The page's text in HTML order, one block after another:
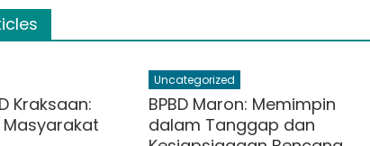
Kraksaan:
Uncategorized
BPBD Maron: Memimpin
dalam Tanggap dan